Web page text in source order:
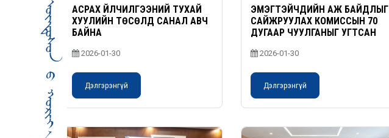
АСРАХ ҮЙЛЧИЛГЭЭНИЙ ТУХАЙ
ХУУЛИЙН ТӨСӨЛД САНАЛ АВЧ
БАЙНА
2026-01-30
Дэлгэрэнгүй
ЭМЭГТЭЙЧҮҮДИЙН АЖ БАЙДЛЫГ
САЙЖРУУЛАХ КОМИССЫН 70
ДУГААР ЧУУЛГАНЫГ УГТСАН
БЭЛТГЭЛ ХУРАЛ ЭХЭЛЛЭЭ
2026-01-30
Дэлгэрэнгүй